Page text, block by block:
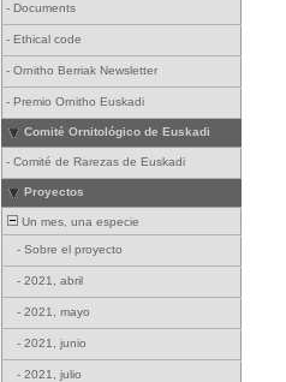
- Documents
- Ethical code
- Ornitho Berriak Newsletter
- Premio Ornitho Euskadi
Comité Ornitológico de Euskadi
- Comité de Rarezas de Euskadi
Proyectos
Un mes, una especie
- Sobre el proyecto
- 2021, abril
- 2021, mayo
- 2021, junio
- 2021, julio